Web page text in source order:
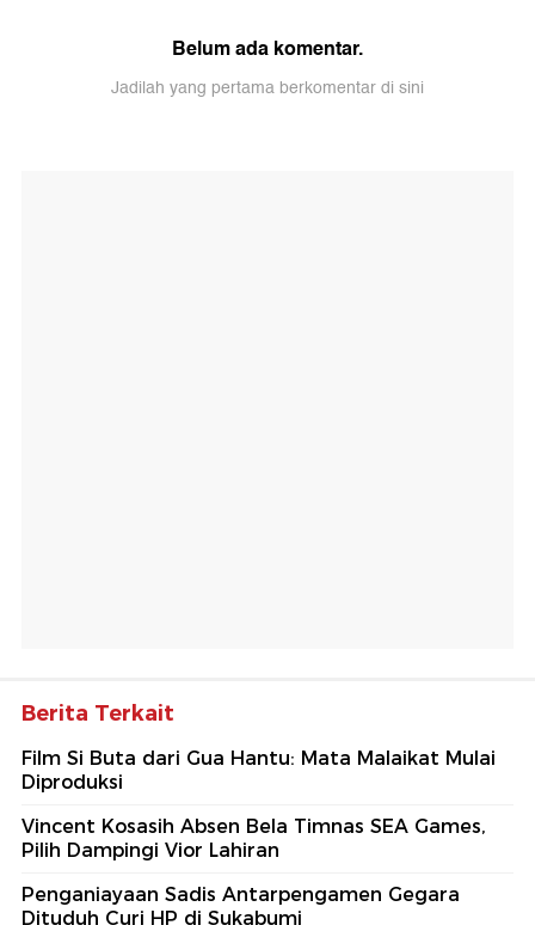
Belum ada komentar.
Jadilah yang pertama berkomentar di sini
Berita Terkait
Film Si Buta dari Gua Hantu: Mata Malaikat Mulai
Diproduksi
Vincent Kosasih Absen Bela Timnas SEA Games,
Pilih Dampingi Vior Lahiran
Penganiayaan Sadis Antarpengamen Gegara
Dituduh Curi HP di Sukabumi